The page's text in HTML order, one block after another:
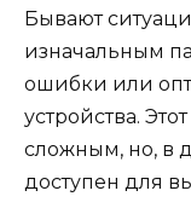
Бывают
изначальным
ошибки или
устройства.
сложным, но, в
доступен для